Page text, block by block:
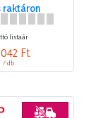
raktáron
listaár
Ft
/ db